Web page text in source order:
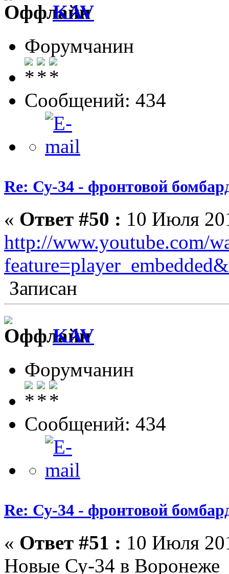
KAV
Форумчанин
Сообщений: 434
Re: Су-34 - фронтовой
« Ответ #50 : 10 Июля
http://www.youtube.com/
Записан
KAV
Форумчанин
Сообщений: 434
Re: Су-34 - фронтовой
« Ответ #51 : 10 Июля
Новые Су-34 в Воронеже